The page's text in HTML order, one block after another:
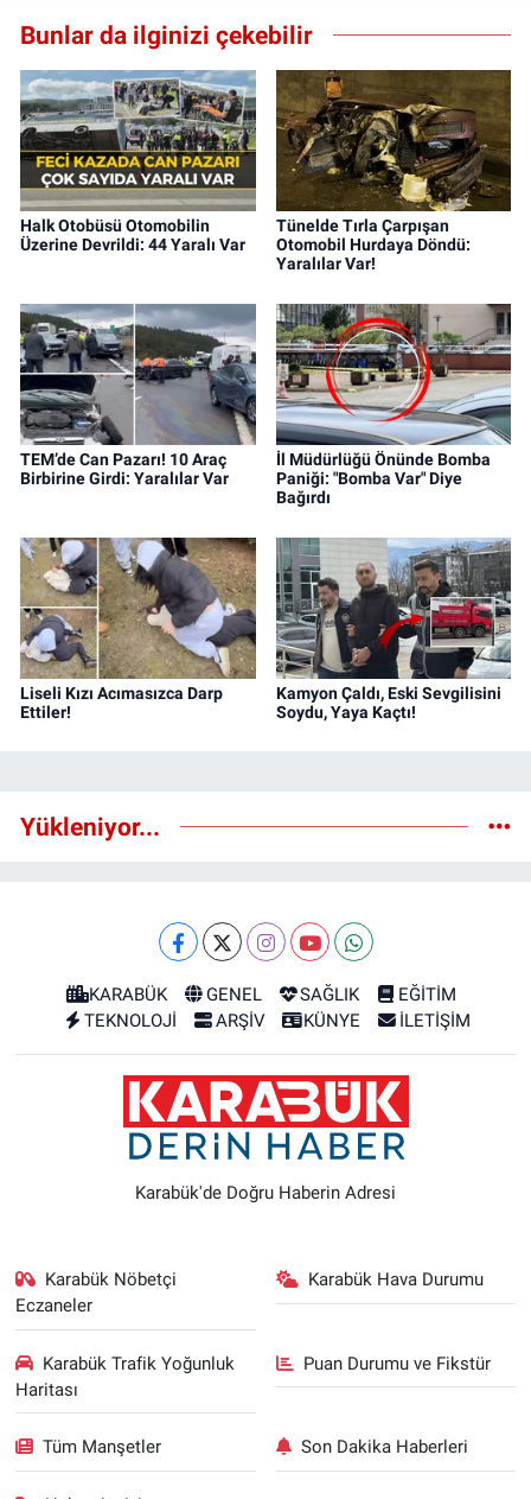
Bunlar da ilginizi çekebilir
Halk Otobüsü Otomobilin
Üzerine Devrildi: 44 Yaralı Var
Tünelde Tırla Çarpışan
Otomobil Hurdaya Döndü:
Yaralılar Var!
TEM’de Can Pazarı! 10 Araç
Birbirine Girdi: Yaralılar Var
İl Müdürlüğü Önünde Bomba
Paniği: "Bomba Var" Diye
Bağırdı
Liseli Kızı Acımasızca Darp
Ettiler!
Kamyon Çaldı, Eski Sevgilisini
Soydu, Yaya Kaçtı!
Yükleniyor...
KARABÜK GENEL SAĞLIK
EĞİTİM
TEKNOLOJİ
ARŞİV KÜNYE İLETİŞİM
Karabük'de Doğru Haberin Adresi
Karabük Nöbetçi
Eczaneler
Karabük Hava Durumu
Karabük Trafik Yoğunluk
Haritası
Puan Durumu ve Fikstür
Tüm Manşetler Son Dakika Haberleri